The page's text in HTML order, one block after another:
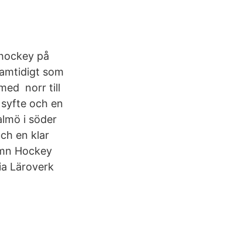
på
som
norr till
och en
i söder
en klar
Hockey
Läroverk